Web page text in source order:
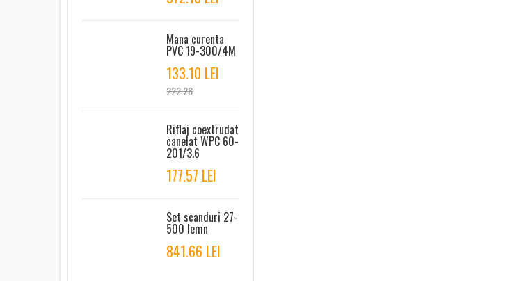
Mana curenta
PVC 19-300/4M
133.10 LEI
222.28
Riflaj coextrudat
canelat WPC 60-
201/3.6
177.57 LEI
Set scanduri 27-
500 lemn
841.66 LEI